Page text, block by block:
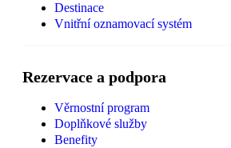
Destinace
Vnitřní oznamovací systém
Rezervace a podpora
Věrnostní program
Doplňkové služby
Benefity